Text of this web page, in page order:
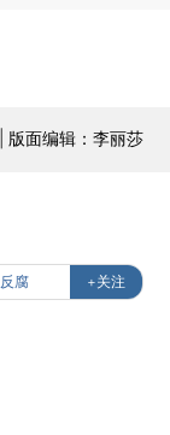
版面编辑：李丽莎
腐 +关注